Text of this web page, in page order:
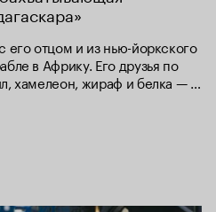
его отцом и из нью-йоркского
в Африку. Его друзья по
хамелеон, жираф и белка —
сына и, сбежав из
Райана...